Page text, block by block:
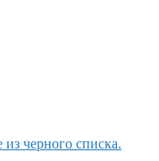
черного списка.